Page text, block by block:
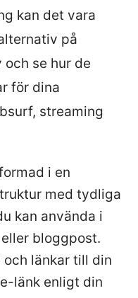
kan det vara
på
och se hur de
för dina
streaming
i en
med tydliga
kan använda i
bloggpost.
länkar till din
länk enligt din